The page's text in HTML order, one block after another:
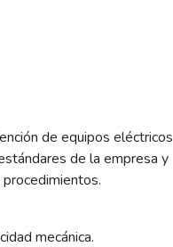
de equipos eléctricos
de la empresa y
mecánica.